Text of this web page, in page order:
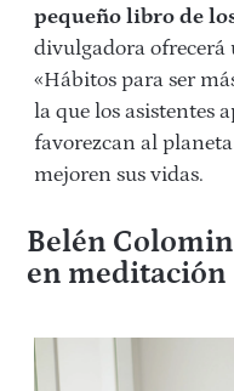
pequeño libro de
divulgadora
«Hábitos para ser
la que los asistentes
favorezcan al
mejoren sus vidas.
Belén
en meditación